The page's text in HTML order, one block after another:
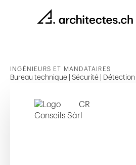
INGÉNIEURS ET MANDATAIRES
Bureau technique | Sécurité |